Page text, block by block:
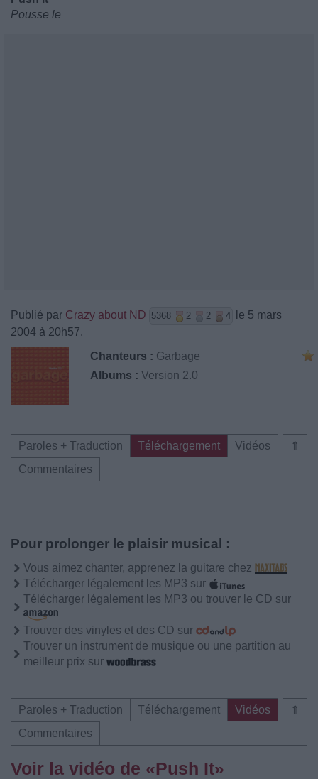
Pousse le
Publié par Crazy about ND 5368 2 2 4
le 5 mars
2004 à 20h57.
Chanteurs : Garbage
Albums : Version 2.0
⇑
Paroles + Traduction Téléchargement
Vidéos
Commentaires
Pour prolonger le plaisir musical :
Vous aimez chanter, apprenez la guitare chez
Télécharger légalement les MP3 sur
Télécharger légalement les MP3 ou trouver le CD sur
Trouver des vinyles et des CD sur
Trouver un instrument de musique ou une partition au
meilleur prix sur
⇑
Paroles + Traduction Téléchargement
Vidéos
Commentaires
Voir la vidéo de «Push It»